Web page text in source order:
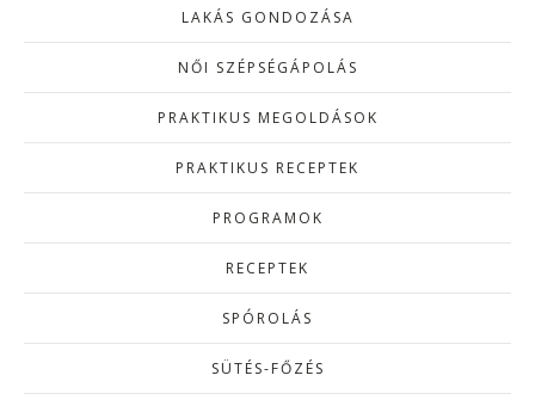
LAKÁS GONDOZÁSA
NŐI SZÉPSÉGÁPOLÁS
PRAKTIKUS MEGOLDÁSOK
PRAKTIKUS RECEPTEK
PROGRAMOK
RECEPTEK
SPÓROLÁS
SÜTÉS-FŐZÉS